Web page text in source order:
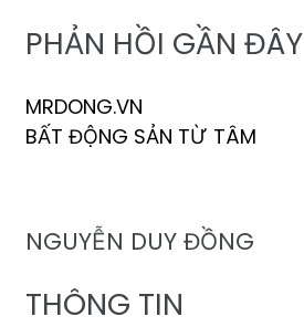
PHẢN HỒI GẦN ĐÂY
MRDONG.VN
BẤT ĐỘNG SẢN TỪ TÂM
NGUYỄN DUY ĐỒNG
THÔNG TIN